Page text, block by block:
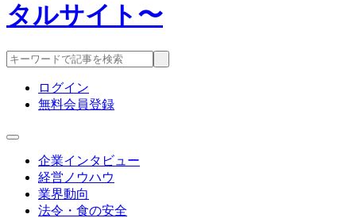
ログイン
無料会員登録
企業インタビュー
経営ノウハウ
業界動向
法令・食の安全